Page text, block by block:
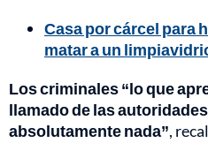
Casa por cárcel para
matar a un
Los criminales “lo que
llamado de las
absolutamente nada”,